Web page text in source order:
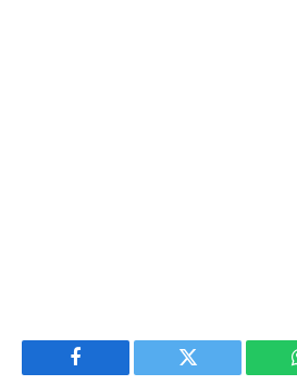
Facebook Twitter